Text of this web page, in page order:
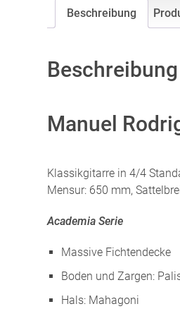
Beschreibung
Beschreibung
Manuel
Klassikgitarre in 4/4
Mensur: 650 mm,
Academia Serie
Massive Fichtendecke
Boden und Zargen:
Hals: Mahagoni